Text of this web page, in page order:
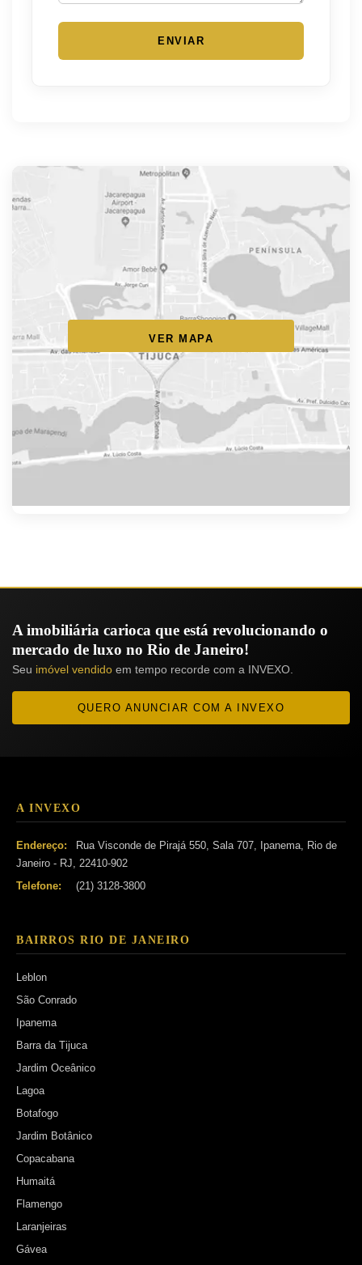
VER MAPA
ENVIAR
A imobiliária carioca que está revolucionando o
mercado de luxo no Rio de Janeiro!
Seu imóvel vendido em tempo recorde com a INVEXO.
QUERO ANUNCIAR COM A INVEXO
A INVEXO
Endereço:
Rua Visconde de Pirajá 550, Sala 707, Ipanema, Rio de
Janeiro - RJ, 22410-902
Telefone:
(21) 3128-3800
BAIRROS RIO DE JANEIRO
Leblon
São Conrado
Ipanema
Barra da Tijuca
Jardim Oceânico
Lagoa
Botafogo
Jardim Botânico
Copacabana
Humaitá
Flamengo
Laranjeiras
Gávea